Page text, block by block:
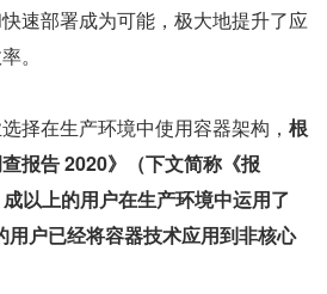
速部署成为可能，极大地提升了应
。
择在生产环境中使用容器架构， 根
报告 2020》（下文简称《报
以上的用户在生产环境中运用了
用户已经将容器技术应用到非核心